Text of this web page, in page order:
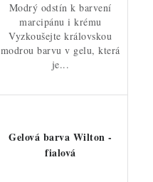
Modrý odstín k barvení
marcipánu i krému
Vyzkoušejte královskou
modrou barvu v gelu, která
je...
Gelová barva Wilton -
fialová